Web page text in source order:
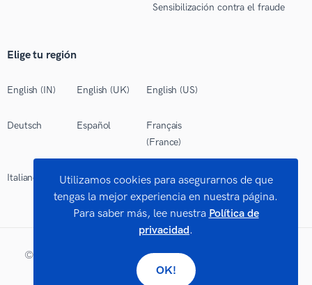
Sensibilización contra el fraude
Elige tu región
English (IN) English (UK) English (US)
Deutsch Español
Français
(France)
Italiano Polski
Português
(Brasil)
© 2026 Works Limited. Todos los derechos reservados.
Utilizamos cookies para asegurarnos de que
tengas la mejor experiencia en nuestra página.
Para saber más, lee nuestra Política de
privacidad.
OK!